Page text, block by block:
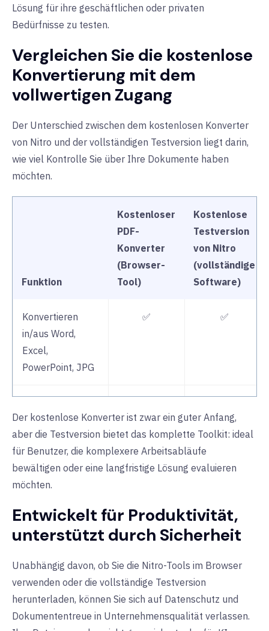
Lösung für ihre geschäftlichen oder privaten
Bedürfnisse zu testen.
Vergleichen Sie die kostenlose
Konvertierung mit dem
vollwertigen Zugang
Der Unterschied zwischen dem kostenlosen Konverter
von Nitro und der vollständigen Testversion liegt darin,
wie viel Kontrolle Sie über Ihre Dokumente haben
möchten.
Funktion
Kostenloser
PDF-
Konverter
(Browser-
Tool)
Kostenlose
Testversion
von Nitro
(vollständige
Software)
Konvertieren
in/aus Word,
Excel,
PowerPoint, JPG
✅ ✅
tägliche Nutzung
Batch-
Konvertierung
❌
OCR (gescannte
PDFs)
✅
Bearbeiten von
Text und Bildern
❌
PDFs
❌ ✅
Der kostenlose Konverter ist zwar ein guter Anfang,
aber die Testversion bietet das komplette Toolkit: ideal
für Benutzer, die komplexere Arbeitsabläufe
bewältigen oder eine langfristige Lösung evaluieren
möchten.
Entwickelt für Produktivität,
unterstützt durch Sicherheit
Unabhängig davon, ob Sie die Nitro-Tools im Browser
verwenden oder die vollständige Testversion
herunterladen, können Sie sich auf Datenschutz und
Dokumententreue in Unternehmensqualität verlassen.